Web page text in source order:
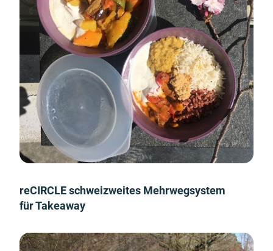
reCIRCLE schweizweites Mehrwegsystem
für Takeaway